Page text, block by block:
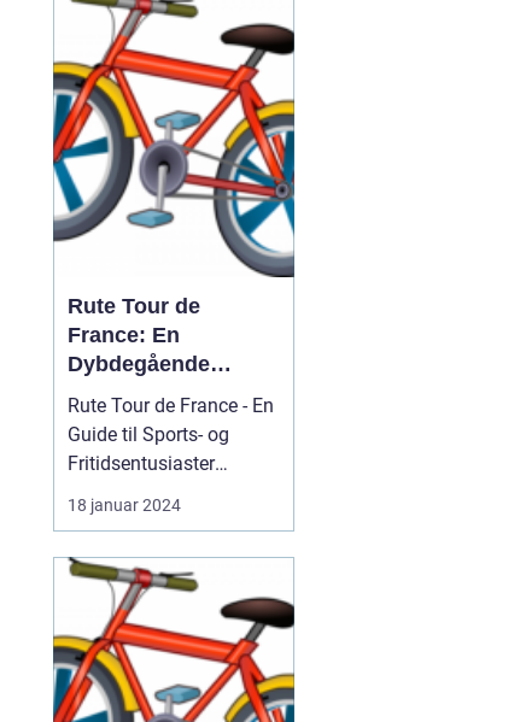
outdoor enthusiasts
worldwide. In this article,
we will delve into the
intricacies of Tour de
France standings, provi...
Rute Tour de
France: En
Dybdegående
Analyse
Rute Tour de France - En
Guide til Sports- og
Fritidsentusiaster
Introduktion til Rute Tour
de France For sports- og
de France en
begivenhed, der konstant
tiltrækker
opmærksomhed og
fascination. Hvert år
18 januar 2024